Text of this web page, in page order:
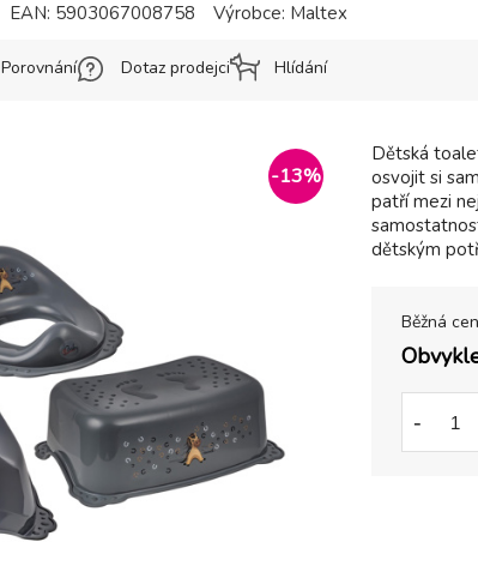
-13%
Dětská
osvojit si
patří mezi
dětským
Běžná
-
EAN: 5903067008758 Výrobce: Maltex
Porovnání Dotaz prodejci Hlídání